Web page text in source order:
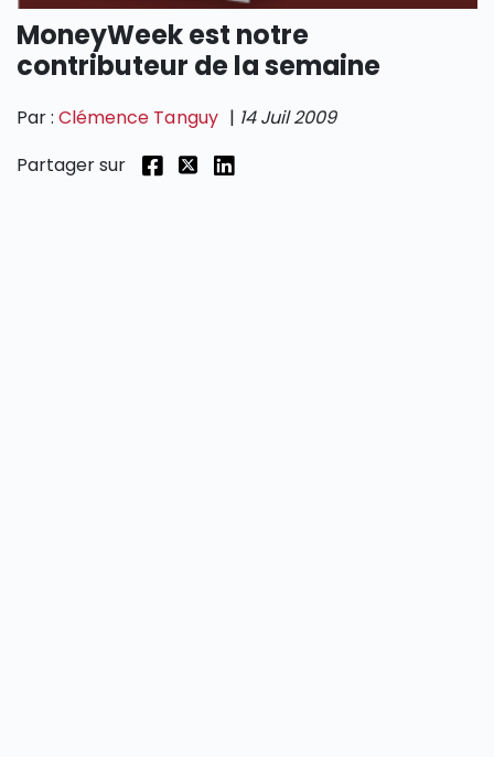
MoneyWeek est notre
contributeur de la semaine
Par :Clémence Tanguy | 14 Juil 2009
Partager sur